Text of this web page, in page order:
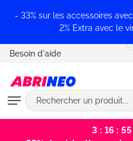
principal
- 33% sur les accessoires
2% Extra avec le
Besoin d'aide
3 : 16 :